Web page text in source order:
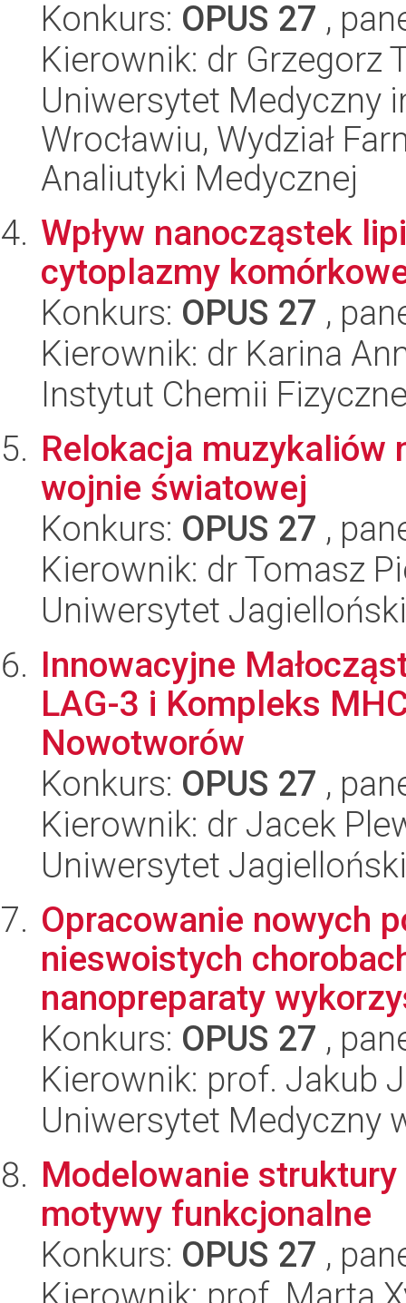
Konkurs: OPUS 27 ,
Kierownik: dr Grzegorz
Uniwersytet Medyczny
Wrocławiu, Wydział
Analiutyki Medycznej
Wpływ nanocząstek
cytoplazmy
Konkurs: OPUS 27 ,
Kierownik: dr Karina
Instytut Chemii
Relokacja muzykaliów
wojnie światowej
Konkurs: OPUS 27 ,
Kierownik: dr Tomasz
Uniwersytet Jagielloński
Innowacyjne
LAG-3 i Kompleks
Nowotworów
Konkurs: OPUS 27 ,
Kierownik: dr Jacek
Uniwersytet Jagielloński
Opracowanie nowych
nieswoistych
nanopreparaty
Konkurs: OPUS 27 ,
Kierownik: prof. Jakub
Uniwersytet Medyczny
Modelowanie
motywy funkcjonalne
Konkurs: OPUS 27 ,